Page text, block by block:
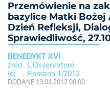
Przemówienie na
bazylice Matki
Dzień Refleksji,
Sprawiedliwość,
BENEDYKT XVI
L'Osservatore
Romano 1/2012
DODANE 13.04.2012 00:00